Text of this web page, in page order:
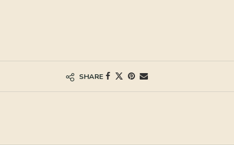
SHARE